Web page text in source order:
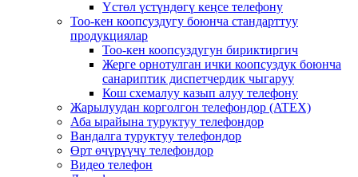
Үстөл үстүндөгү кеңсе телефону
Тоо-кен коопсуздугу боюнча стандарттуу
продукциялар
Тоо-кен коопсуздугун бириктиргич
Жерге орнотулган ички коопсуздук боюнча
санариптик диспетчердик чыгаруу
Кош схемалуу казып алуу телефону
Жарылуудан корголгон телефондор (ATEX)
Аба ырайына туруктуу телефондор
Вандалга туруктуу телефондор
Өрт өчүрүүчү телефондор
Видео телефон